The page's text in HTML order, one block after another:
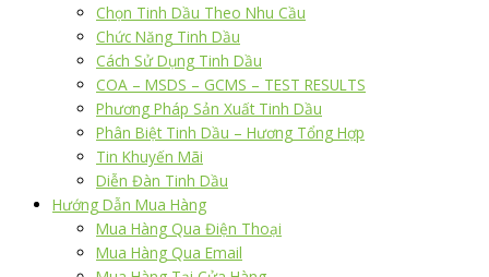
Chọn Tinh Dầu Theo Nhu Cầu
Chức Năng Tinh Dầu
Cách Sử Dụng Tinh Dầu
COA – MSDS – GCMS – TEST RESULTS
Phương Pháp Sản Xuất Tinh Dầu
Phân Biệt Tinh Dầu – Hương Tổng Hợp
Tin Khuyến Mãi
Diễn Đàn Tinh Dầu
Hướng Dẫn Mua Hàng
Mua Hàng Qua Điện Thoại
Mua Hàng Qua Email